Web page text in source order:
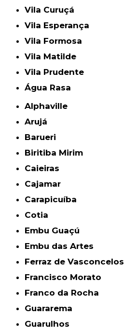
Vila Curuçá
Vila Esperança
Vila Formosa
Vila Matilde
Vila Prudente
Água Rasa
Alphaville
Arujá
Barueri
Biritiba Mirim
Caieiras
Cajamar
Carapicuíba
Cotia
Embu Guaçú
Embu das Artes
Ferraz de Vasconcelos
Francisco Morato
Franco da Rocha
Guararema
Guarulhos